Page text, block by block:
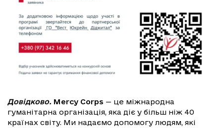
Довідково. Mercy Corps — це міжнародна
гуманітарна організація, яка діє у більш ніж 40
країнах світу. Ми надаємо допомогу людям, які